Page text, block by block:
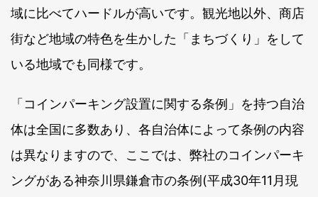
域に比べてハードルが高いです。観光地以外、商店
街など地域の特色を生かした「まちづくり」をして
いる地域でも同様です。
「コインパーキング設置に関する条例」を持つ自治
体は全国に多数あり、各自治体によって条例の内容
は異なりますので、ここでは、弊社のコインパーキ
ングがある神奈川県鎌倉市の条例(平成30年11月現